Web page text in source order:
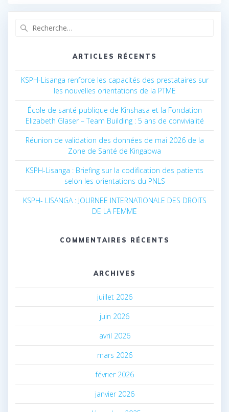
ARTICLES RÉCENTS
KSPH-Lisanga renforce les capacités des prestataires sur
les nouvelles orientations de la PTME
École de santé publique de Kinshasa et la Fondation
Elizabeth Glaser – Team Building : 5 ans de convivialité
Réunion de validation des données de mai 2026 de la
Zone de Santé de Kingabwa
KSPH-Lisanga : Briefing sur la codification des patients
selon les orientations du PNLS
KSPH- LISANGA : JOURNEE INTERNATIONALE DES DROITS
DE LA FEMME
COMMENTAIRES RÉCENTS
ARCHIVES
juillet 2026
juin 2026
avril 2026
mars 2026
février 2026
janvier 2026